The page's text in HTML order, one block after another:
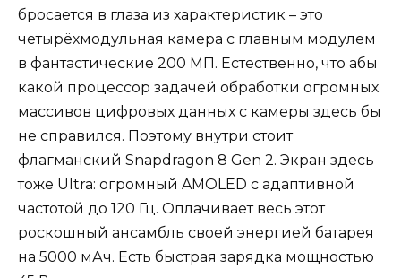
бросается в глаза из характеристик – это
четырёхмодульная камера с главным модулем
в фантастические 200 МП. Естественно, что абы
какой процессор задачей обработки огромных
массивов цифровых данных с камеры здесь бы
не справился. Поэтому внутри стоит
флагманский Snapdragon 8 Gen 2. Экран здесь
тоже Ultra: огромный AMOLED с адаптивной
частотой до 120 Гц. Оплачивает весь этот
роскошный ансамбль своей энергией батарея
на 5000 мАч. Есть быстрая зарядка мощностью